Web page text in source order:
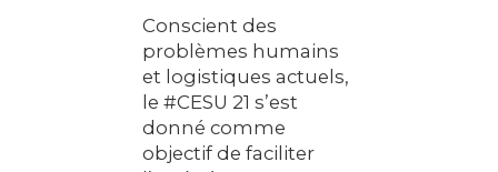
Conscient des
problèmes humains
et logistiques actuels,
le #CESU 21 s’est
donné comme
objectif de faciliter